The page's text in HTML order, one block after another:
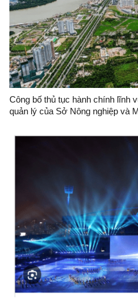
Công bố thủ tục hành chính lĩnh
quản lý của Sở Nông nghiệp và